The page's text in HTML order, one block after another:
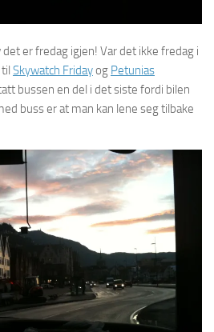
er fredag igjen! Var det ikke fredag i
Skywatch Fridayog Petunias
bussen en del i det siste fordi bilen
buss er at man kan lene seg tilbake